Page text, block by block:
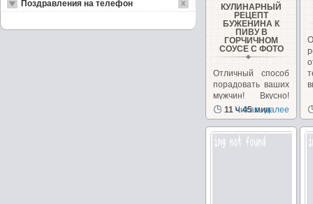
КУЛИНАРНЫЙ
РЕЦЕПТ
БУЖЕНИНА К
ПИВУ В
ГОРЧИЧНОМ
СОУСЕ С ФОТО
Отличный способ
порадовать ваших
мужчин! Вкусно!
Очень люблю
буженину.
Пробовала...
11 ч 45 мин
Читать далее
Поздравления на телефон